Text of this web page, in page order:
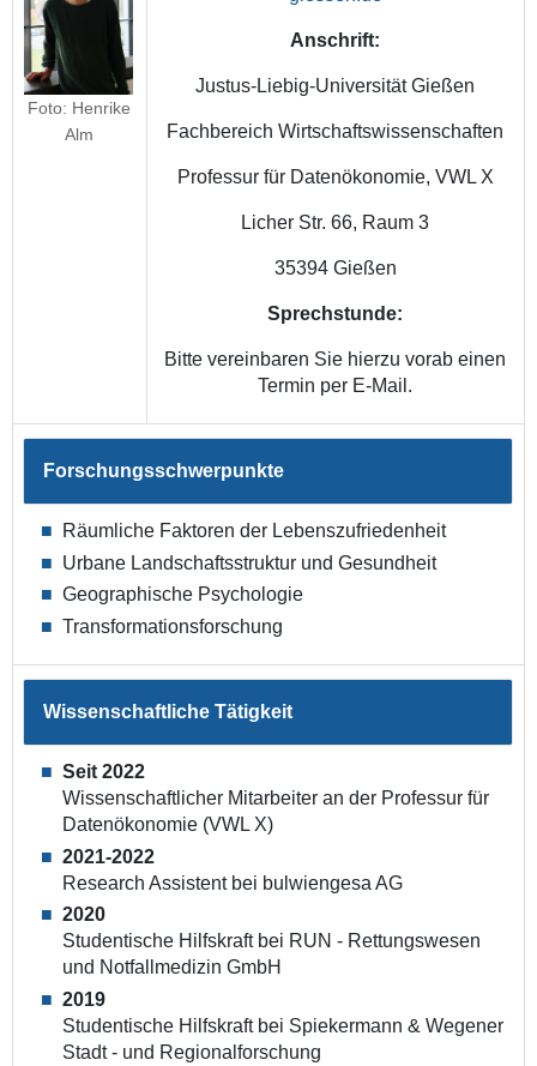
Foto: Henrike
Alm
Anschrift:
Justus-Liebig-Universität Gießen
Fachbereich Wirtschaftswissenschaften
Professur für Datenökonomie, VWL X
Licher Str. 66, Raum 3
35394 Gießen
Sprechstunde:
Bitte vereinbaren Sie hierzu vorab einen
Termin per E-Mail.
Forschungsschwerpunkte
Räumliche Faktoren der Lebenszufriedenheit
Urbane Landschaftsstruktur und Gesundheit
Geographische Psychologie
Transformationsforschung
Wissenschaftliche Tätigkeit
Seit 2022
Wissenschaftlicher Mitarbeiter an der Professur für
Datenökonomie (VWL X)
2021-2022
Research Assistent bei bulwiengesa AG
2020
Studentische Hilfskraft bei RUN - Rettungswesen
und Notfallmedizin GmbH
2019
Studentische Hilfskraft bei Spiekermann & Wegener
Stadt - und Regionalforschung